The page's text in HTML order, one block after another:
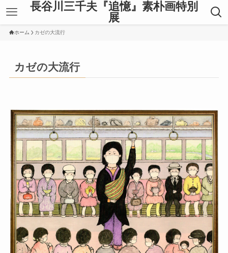
長谷川三千夫『追憶』素朴画特別
展
ホーム カゼの大流行
カゼの大流行